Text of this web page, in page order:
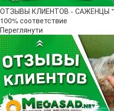
ОТЗЫВЫ КЛИЕНТОВ - САЖЕНЦЫ
100% соответствие
Переглянути